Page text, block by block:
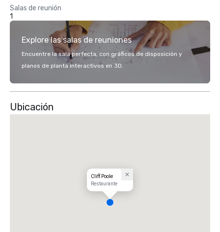
Salas de reunión
1
Explore las salas de reuniones
Encuentre la sala perfecta, con gráficos de disposición y
planos de planta interactivos en 3D.
Ubicación
Cliff Poole
Restaurante